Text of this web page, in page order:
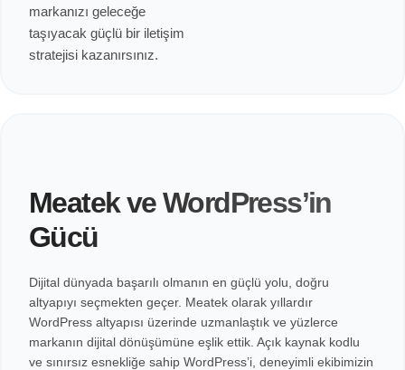
markanızı geleceğe
taşıyacak güçlü bir iletişim
stratejisi kazanırsınız.
Meatek ve WordPress’in
Gücü
Dijital dünyada başarılı olmanın en güçlü yolu, doğru
altyapıyı seçmekten geçer. Meatek olarak yıllardır
WordPress altyapısı üzerinde uzmanlaştık ve yüzlerce
markanın dijital dönüşümüne eşlik ettik. Açık kaynak kodlu
ve sınırsız esnekliğe sahip WordPress’i, deneyimli ekibimizin